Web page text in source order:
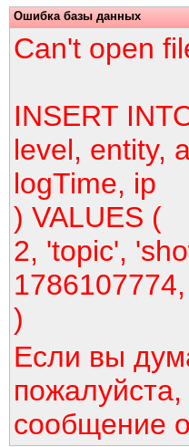
Ошибка базы данных
Can't open
INSERT
level, entity,
logTime, ip
) VALUES (
2, 'topic',
)
Если вы
сообщение